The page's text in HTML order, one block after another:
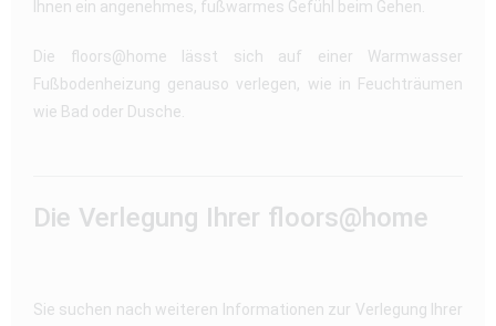
Ihnen ein angenehmes, fußwarmes Gefühl beim Gehen.
Die floors@home lässt sich auf einer Warmwasser
Fußbodenheizung genauso verlegen, wie in Feuchträumen
wie Bad oder Dusche.
Die Verlegung Ihrer floors@home
Sie suchen nach weiteren Informationen zur Verlegung Ihrer